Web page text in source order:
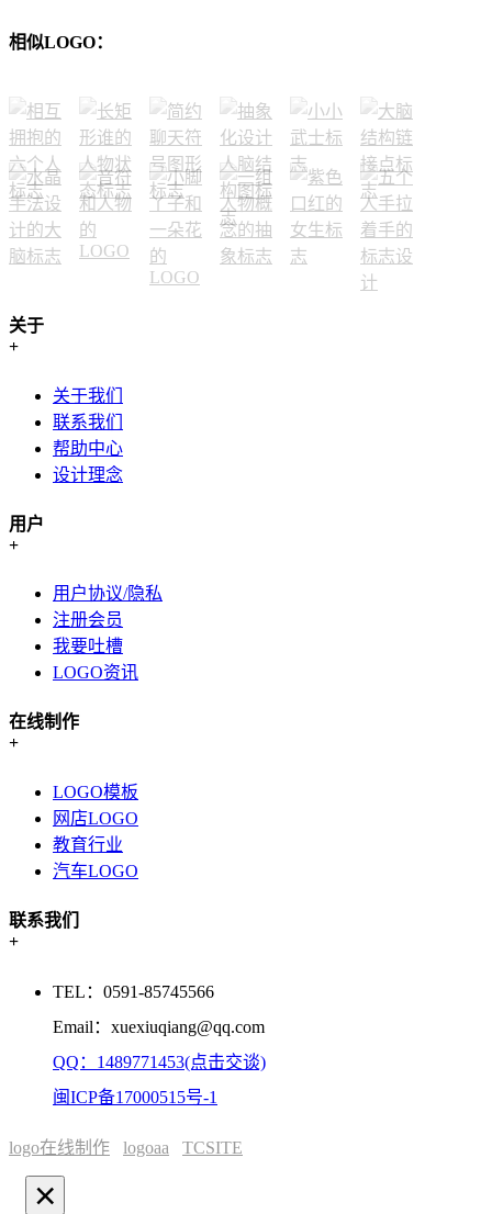
相似LOGO：
关于
+
关于我们
联系我们
帮助中心
设计理念
用户
+
用户协议/隐私
注册会员
我要吐槽
LOGO资讯
在线制作
+
LOGO模板
网店LOGO
教育行业
汽车LOGO
联系我们
+
TEL：0591-85745566
Email：xuexiuqiang@qq.com
QQ：1489771453(点击交谈)
闽ICP备17000515号-1
logo在线制作 logoaa TCSITE
×